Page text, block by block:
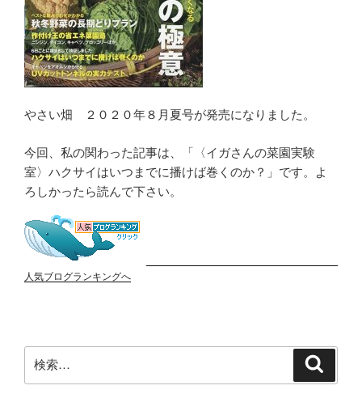
やさい畑 ２０２０年８月夏号が発売になりました。
今回、私の関わった記事は、「〈イガさんの菜園実験
室〉ハクサイはいつまでに播けば巻くのか？」です。よ
ろしかったら読んで下さい。
人気ブログランキングへ
索: